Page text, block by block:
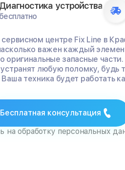
Диагностика устройства
бесплатно
центре Fix Line в
важен каждый
оригинальные запасные
любую поломку, будь
техника будет работать
Бесплатная консультация
на обработку персональных